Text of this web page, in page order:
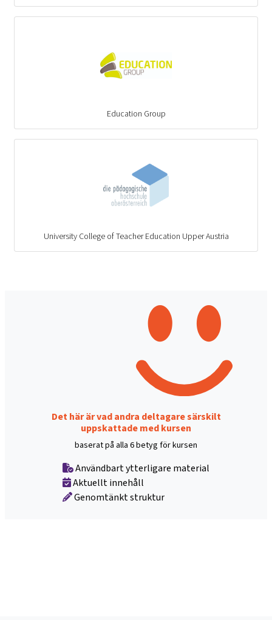
Education Group
University College of Teacher Education Upper Austria
Det här är vad andra deltagare särskilt
uppskattade med kursen
baserat på alla 6 betyg för kursen
Användbart ytterligare material
Aktuellt innehåll
Genomtänkt struktur